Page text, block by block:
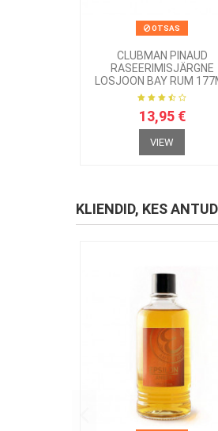
OTSAS
CLUBMAN PINAUD
RASEERIMISJÄRGNE
LOSJOON BAY RUM
13,95 €
VIEW
KLIENDID, KES